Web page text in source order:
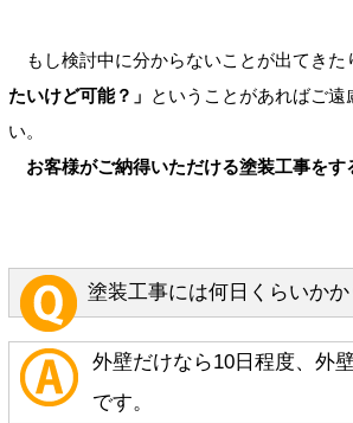
もし検討中に分からないことが出てきた
たいけど可能？」 ということがあればご遠
い。
お客様がご納得いただける塗装工事をす
塗装工事には何日くらいかか
外壁だけなら10日程度、外
です。